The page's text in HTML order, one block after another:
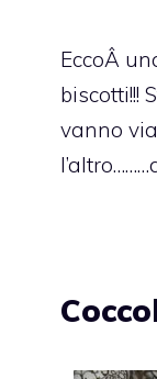
EccoÂ
biscotti!!!
vanno